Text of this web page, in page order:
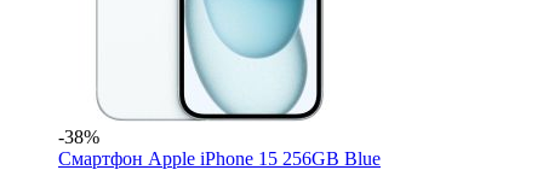
-38%
Смартфон Apple iPhone 15 256GB Blue